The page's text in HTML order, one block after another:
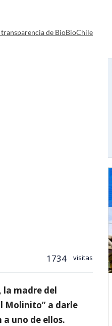
transparencia de BioBioChile
1734 visitas
la madre del
Molinito” a darle
a uno de ellos.